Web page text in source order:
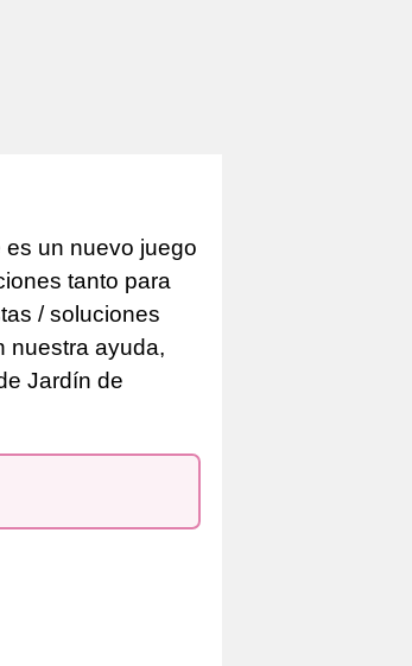
un nuevo juego
tanto para
/ soluciones
nuestra ayuda,
Jardín de